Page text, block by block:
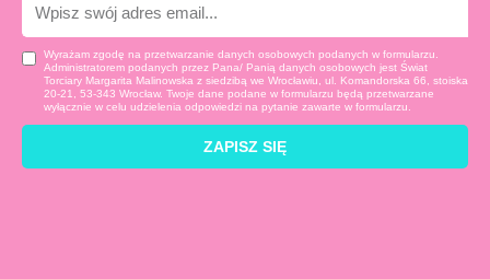
Wyrażam zgodę na przetwarzanie danych osobowych podanych w formularzu.
Administratorem podanych przez Pana/ Panią danych osobowych jest Świat
Torciary Margarita Malinowska z siedzibą we Wrocławiu, ul. Komandorska 66, stoiska
20-21, 53-343 Wrocław. Twoje dane podane w formularzu będą przetwarzane
wyłącznie w celu udzielenia odpowiedzi na pytanie zawarte w formularzu.
ZAPISZ SIĘ